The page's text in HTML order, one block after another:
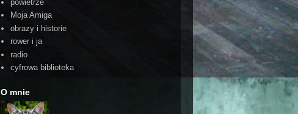
powietrze
Moja Amiga
obrazy i historie
rower i ja
radio
cyfrowa biblioteka
O mnie